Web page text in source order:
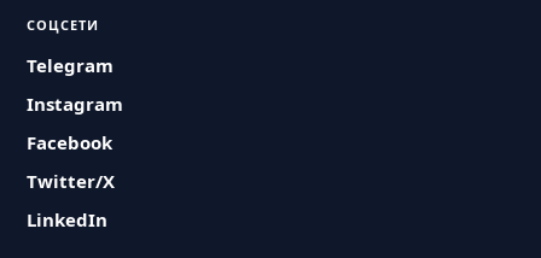
СОЦСЕТИ
Telegram
Instagram
Facebook
Twitter/X
LinkedIn